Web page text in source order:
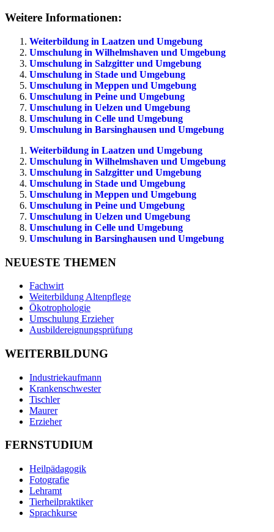
Weitere Informationen:
Weiterbildung in Laatzen und Umgebung
Umschulung in Wilhelmshaven und Umgebung
Umschulung in Salzgitter und Umgebung
Umschulung in Stade und Umgebung
Umschulung in Meppen und Umgebung
Umschulung in Peine und Umgebung
Umschulung in Uelzen und Umgebung
Umschulung in Celle und Umgebung
Umschulung in Barsinghausen und Umgebung
Weiterbildung in Laatzen und Umgebung
Umschulung in Wilhelmshaven und Umgebung
Umschulung in Salzgitter und Umgebung
Umschulung in Stade und Umgebung
Umschulung in Meppen und Umgebung
Umschulung in Peine und Umgebung
Umschulung in Uelzen und Umgebung
Umschulung in Celle und Umgebung
Umschulung in Barsinghausen und Umgebung
NEUESTE THEMEN
Fachwirt
Weiterbildung Altenpflege
Ökotrophologie
Umschulung Erzieher
Ausbildereignungsprüfung
WEITERBILDUNG
Industriekaufmann
Krankenschwester
Tischler
Maurer
Erzieher
FERNSTUDIUM
Heilpädagogik
Fotografie
Lehramt
Tierheilpraktiker
Sprachkurse